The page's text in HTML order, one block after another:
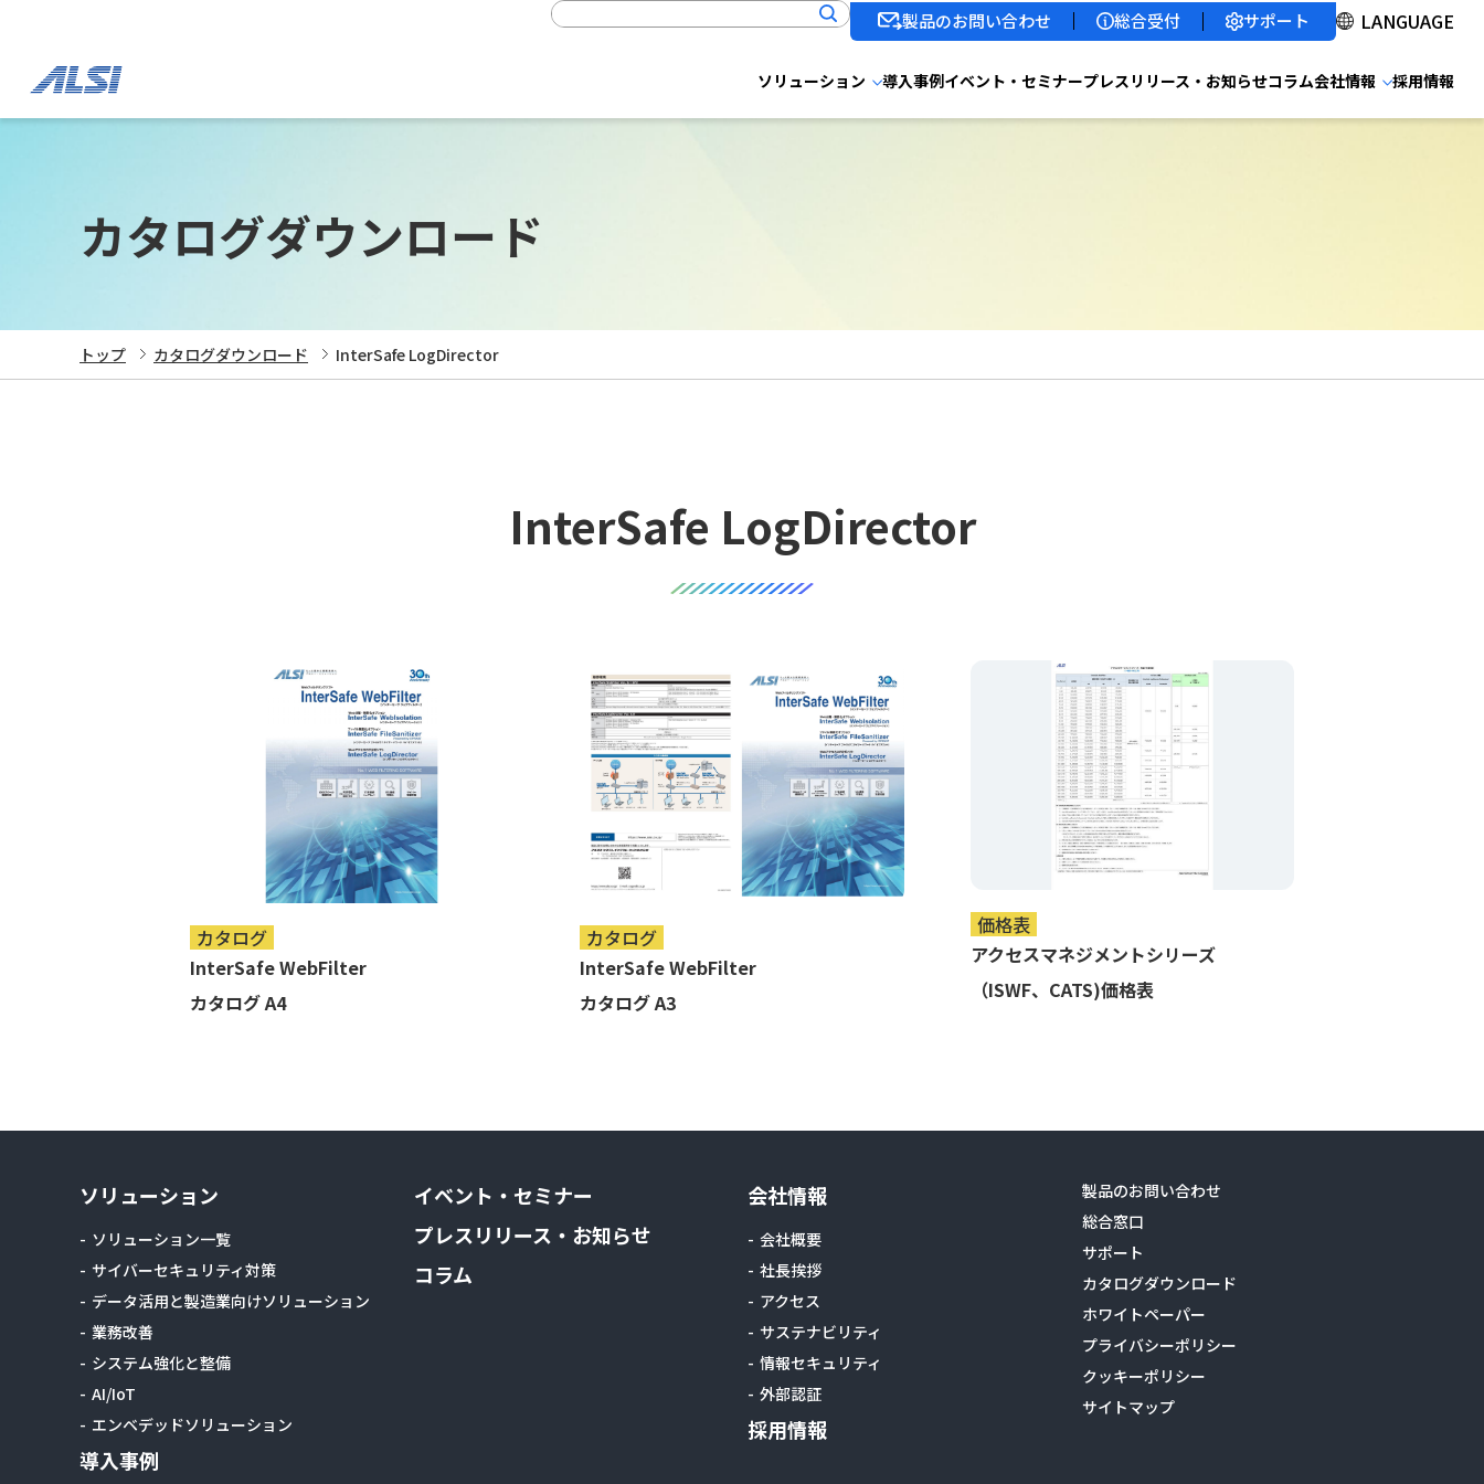
製品のお問い合わせ 総合受付 サポート
ソリューション 導入事例イベント・セミナープレスリリース・お知らせコラム会社情報 採用情報
カタログダウンロード
トップ カタログダウンロード InterSafe LogDirector
InterSafe LogDirector
カタログ
InterSafe WebFilter
カタログ A4
カタログ
InterSafe WebFilter
カタログ A3
価格表
アクセスマネジメントシリーズ
（ISWF、CATS)価格表
ソリューション
ソリューション一覧
サイバーセキュリティ対策
データ活用と製造業向けソリューション
業務改善
システム強化と整備
AI/IoT
エンベデッドソリューション
導入事例
イベント・セミナー
プレスリリース・お知らせ
コラム
会社情報
会社概要
社長挨拶
アクセス
サステナビリティ
情報セキュリティ
外部認証
採用情報
製品のお問い合わせ
総合窓口
サポート
カタログダウンロード
ホワイトペーパー
プライバシーポリシー
クッキーポリシー
サイトマップ